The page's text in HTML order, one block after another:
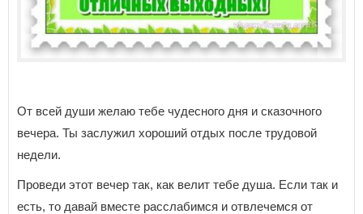
От всей души желаю тебе чудесного дня и сказочного
вечера. Ты заслужил хороший отдых после трудовой
недели.
Проведи этот вечер так, как велит тебе душа. Если так и
есть, то давай вместе расслабимся и отвлечемся от